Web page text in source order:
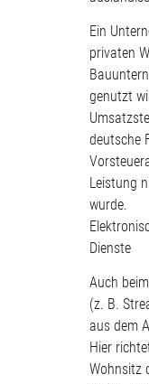
Ein
privaten
genutzt
deutsche
Leistung
wurde.
Dienste
Auch
(z. B.
aus dem
Hier
Wohnsitz